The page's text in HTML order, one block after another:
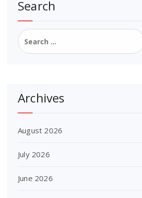
Search
Search
for:
Archives
August 2026
July 2026
June 2026